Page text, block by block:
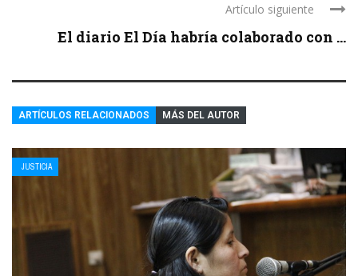
Artículo siguiente
El diario El Día habría colaborado con ...
ARTÍCULOS RELACIONADOS MÁS DEL AUTOR
JUSTICIA